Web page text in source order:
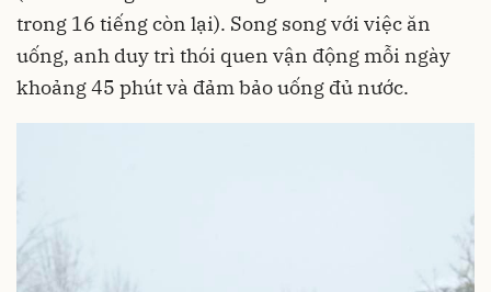
trong 16 tiếng còn lại). Song song với việc ăn
uống, anh duy trì thói quen vận động mỗi ngày
khoảng 45 phút và đảm bảo uống đủ nước.